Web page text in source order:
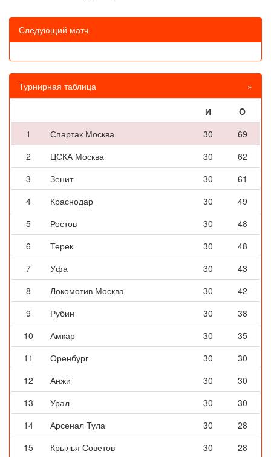
Следующий матч
Турнирная таблица »
И
O
1
Спартак Москва 30
69
2
ЦСКА Москва 30
62
3
Зенит 30
61
4
Краснодар 30
49
5
Ростов 30
48
6
Терек 30
48
7
Уфа 30
43
8
Локомотив Москва 30
42
9
Рубин 30
38
10
Амкар 30
35
11
Оренбург 30
30
12
Анжи 30
30
13
Урал 30
30
14
Арсенал Тула 30
28
15
Крылья Советов 30
28